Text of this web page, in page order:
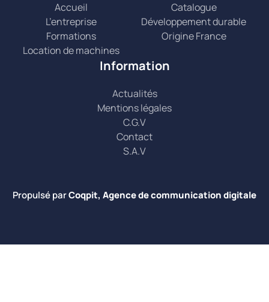
Accueil
L’entreprise
Formations
Location de machines
Catalogue
Développement durable
Origine France
Information
Actualités
Mentions légales
C.G.V
Contact
S.A.V
Propulsé parCoqpit, Agence de communication digitale